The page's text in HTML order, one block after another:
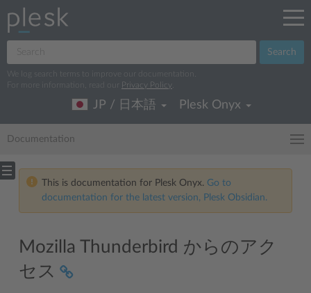
Search
We log search terms to improve our documentation.
For more information, read our
Privacy Policy
JP / 日本語 Plesk Onyx
Documentation
This is documentation for Plesk Onyx. Go to
documentation for the latest version, Plesk Obsidian.
Mozilla Thunderbird からのアク
セス